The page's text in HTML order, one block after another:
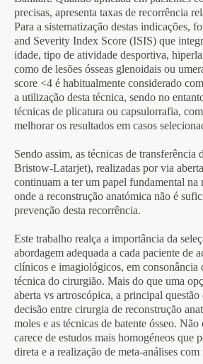
precisas, apresenta taxas de recorrência
Para a sistematização destas indicações,
and Severity Index Score (ISIS) que
idade, tipo de atividade desportiva,
como de lesões ósseas glenoidais ou
score <4 é habitualmente considerado
a utilização desta técnica, sendo no
técnicas de plicatura ou capsulorrafia,
melhorar os resultados em casos
Sendo assim, as técnicas de transferência
Bristow-Latarjet), realizadas por via
continuam a ter um papel fundamental na
onde a reconstrução anatómica não é
prevenção desta recorrência.
Este trabalho realça a importância da
abordagem adequada a cada paciente de
clínicos e imagiológicos, em consonância
técnica do cirurgião. Mais do que uma
aberta vs artroscópica, a principal questão
decisão entre cirurgia de reconstrução
moles e as técnicas de batente ósseo. Não
carece de estudos mais homogéneos que
direta e a realização de meta-análises